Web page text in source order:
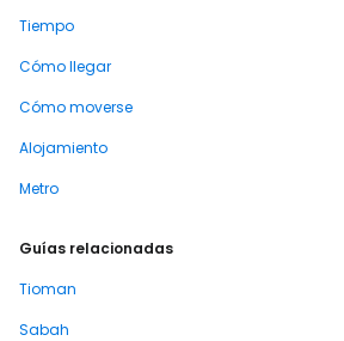
Tiempo
Cómo llegar
Cómo moverse
Alojamiento
Metro
Guías relacionadas
Tioman
Sabah